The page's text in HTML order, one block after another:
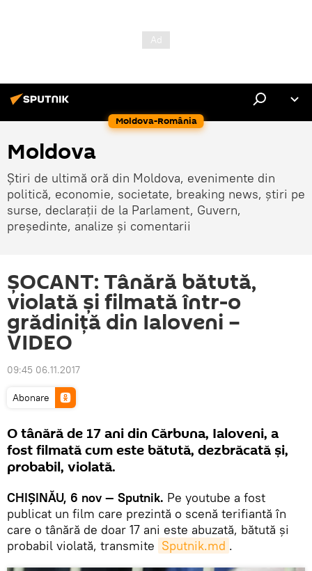
Moldova-România
Moldova
Știri de ultimă oră din Moldova, evenimente din
politică, economie, societate, breaking news, știri pe
surse, declarații de la Parlament, Guvern,
președinte, analize și comentarii
ȘOCANT: Tânără bătută,
violată și filmată într-o
grădiniță din Ialoveni –
VIDEO
09:45 06.11.2017
Abonare
O tânără de 17 ani din Cărbuna, Ialoveni, a
fost filmată cum este bătută, dezbrăcată și,
probabil, violată.
CHIȘINĂU, 6 nov — Sputnik. Pe youtube a fost
publicat un film care prezintă o scenă terifiantă în
care o tânără de doar 17 ani este abuzată, bătută și
probabil violată, transmite Sputnik.md .